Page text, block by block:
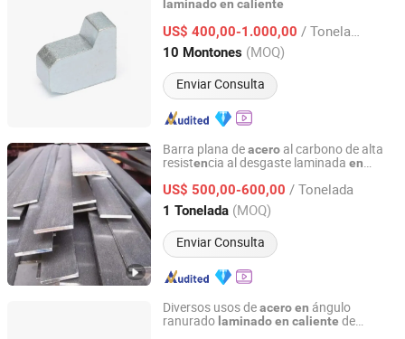
laminadoen caliente
US$ 400,00-1.000,00 / Tonelada
10 Montones (MOQ)
Enviar Consulta
jiangsu fangyuan steel co.,ltd
Jiangsu, China Desde 2024
Barra plana deacero al carbono de alta
resistencia al desgaste laminada en
US$ 500,00-600,00 / Tonelada
1 Tonelada (MOQ)
Enviar Consulta
Zhuoyue Machinery Parts Processing Factory
Shandong, China Desde 2026
Diversos usos deaceroen ángulo
ranurado laminadoen caliente de
jiangsu fangyuan steel co.,ltd